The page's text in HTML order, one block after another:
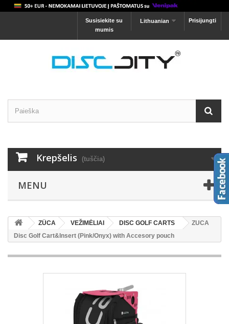
Prisijungti
Lithuanian
Susisiekite su
mumis
Krepšelis (tuščia)
MENU
ZÜCA VEŽIMĖLIAI DISC GOLF CARTS
ZUCA
Disc Golf Cart&Insert (Pink/Onyx) with Accesory pouch